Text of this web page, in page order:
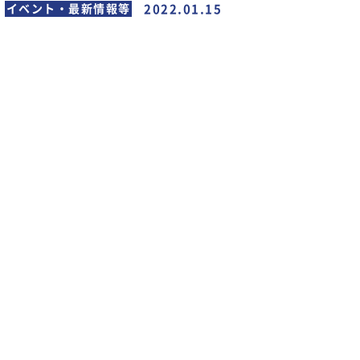
イベント・最新情報等 2022.01.15